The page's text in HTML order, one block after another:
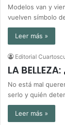
Modelos van y
vuelven símbolo
Leer más »
Editorial
LA
No está mal
serlo y quién
Leer más »